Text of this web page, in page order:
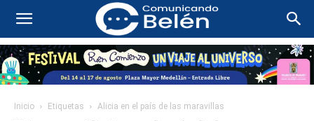
Inicio Etiquetas Alicia en el país de las maravillas